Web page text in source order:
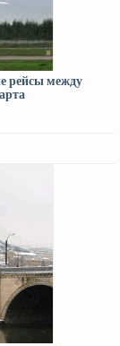
рейсы между